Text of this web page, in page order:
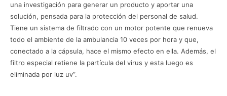
una investigación para generar un producto y aportar una
solución, pensada para la protección del personal de salud.
Tiene un sistema de filtrado con un motor potente que renueva
todo el ambiente de la ambulancia 10 veces por hora y que,
conectado a la cápsula, hace el mismo efecto en ella. Además, el
filtro especial retiene la partícula del virus y esta luego es
eliminada por luz uv”.